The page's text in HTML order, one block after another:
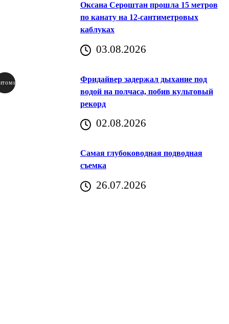
Оксана Сероштан прошла 15 метров
по канату на 12-сантиметровых
каблуках
03.08.2026
Фридайвер задержал дыхание под
водой на полчаса, побив культовый
рекорд
02.08.2026
Самая глубоководная подводная
съемка
26.07.2026